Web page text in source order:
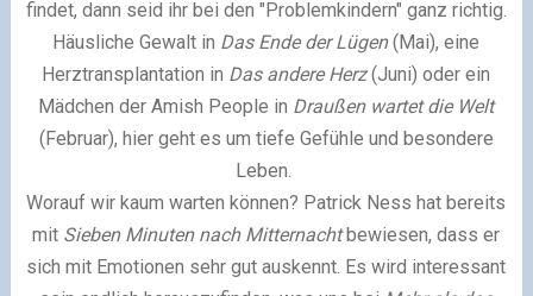
findet, dann seid ihr bei den "Problemkindern" ganz richtig.
Häusliche Gewalt in Das Ende der Lügen(Mai), eine
Herztransplantation in Das andere Herz(Juni) oder ein
Mädchen der Amish People in Draußen wartet die Welt
(Februar), hier geht es um tiefe Gefühle und besondere
Leben.
Worauf wir kaum warten können? Patrick Ness hat bereits
mit Sieben Minuten nach Mitternachtbewiesen, dass er
sich mit Emotionen sehr gut auskennt. Es wird interessant